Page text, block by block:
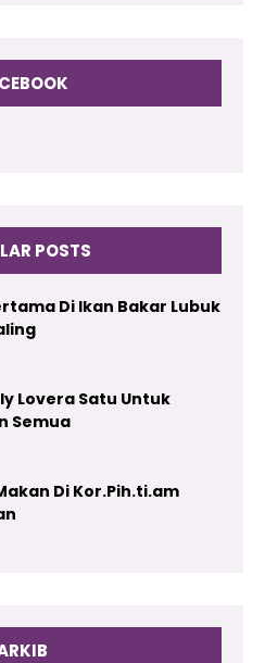
POSTS
Di Ikan Bakar Lubuk
Lovera Satu Untuk
Semua
Di Kor.Pih.ti.am